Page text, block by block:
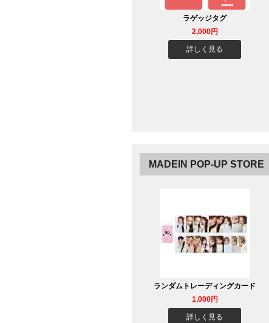
ラゲッジタグ
2,000円
詳しく見る
MADEIN POP-UP STORE
ランダムトレーディングカード
1,000円
詳しく見る